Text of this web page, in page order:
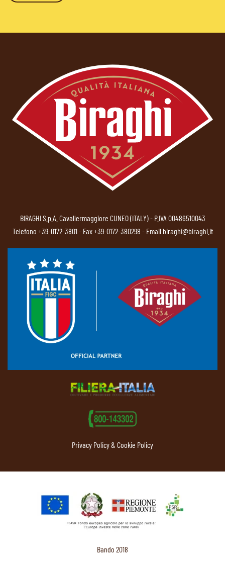
BIRAGHI S.p.A. Cavallermaggiore CUNEO (ITALY) - P.IVA 00486510043
Telefono +39-0172-3801- Fax +39-0172-380298 - Email biraghi@biraghi.it
Privacy Policy & Cookie Policy
Bando 2018